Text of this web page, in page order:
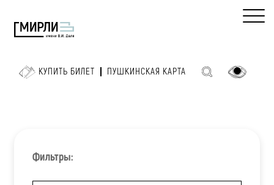
КУПИТЬ БИЛЕТ ПУШКИНСКАЯ КАРТА
Фильтры: